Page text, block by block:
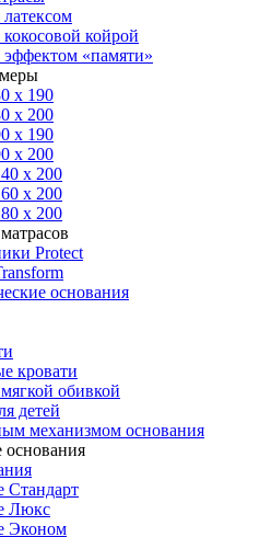
койрой
«памяти»
x 190
x 200
x 190
x 200
x 200
x 200
x 200
Protect
основания
кровати
обивкой
детей
механизмом основания
основания
Стандарт
Люкс
Эконом